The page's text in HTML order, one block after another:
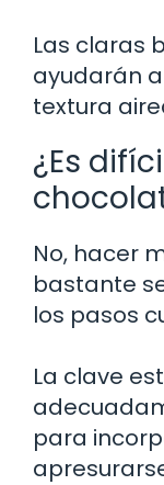
Las claras
ayudarán
textura
¿Es
No, hacer
bastante
los pasos
La clave
para